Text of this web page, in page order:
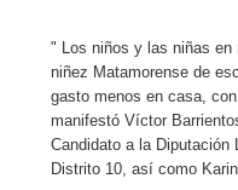
" Los niños y las niñas en
niñez Matamorense de
gasto menos en casa,
manifestó Víctor
Candidato a la Diputación
Distrito 10, así como